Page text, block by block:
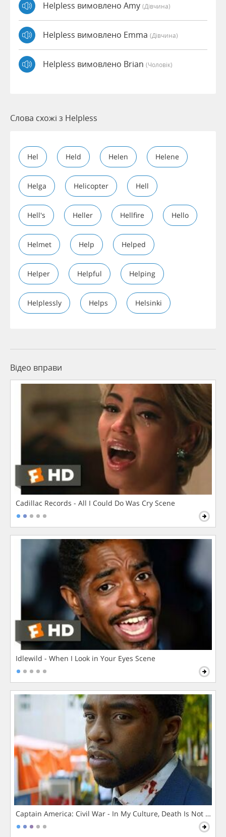
Helpless вимовлено Amy (дівчина)
Helpless вимовлено Emma (дівчина)
Helpless вимовлено Brian (чоловік)
Слова схожі з Helpless
Hel Held Helen Helene
Helga Helicopter Hell
Hell's Heller Hellfire Hello
Helmet Help Helped
Helper Helpful Helping
Helplessly Helps Helsinki
Відео вправи
Cadillac Records - All I Could Do Was Cry Scene
Idlewild - When I Look in Your Eyes Scene
Captain America: Civil War - In My Culture, Death Is Not The